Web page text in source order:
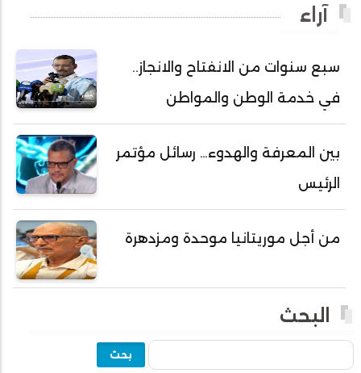
أحمد ولد باهيه
أحمد ولد داداه
أحمد ولد علال
أحمد ولد محمد ديدي
أحمد ولد نافع
أحمد ولد يحيى
أحمدا كلي
أحمدسالم ولد العربي
أحمدو ولد أحمد رمظان
آراء
سبع سنوات من الانفتاح والانجاز..
في خدمة الوطن والمواطن
بين المعرفة والهدوء… رسائل مؤتمر
الرئيس
من أجل موريتانيا موحدة ومزدهرة
البحث
بحث